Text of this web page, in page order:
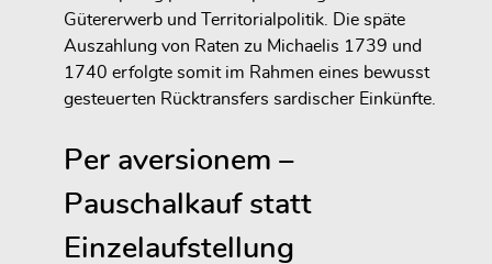
Gütererwerb und Territorialpolitik. Die späte
Auszahlung von Raten zu Michaelis 1739 und
1740 erfolgte somit im Rahmen eines bewusst
gesteuerten Rücktransfers sardischer Einkünfte.
Per aversionem –
Pauschalkauf statt
Einzelaufstellung